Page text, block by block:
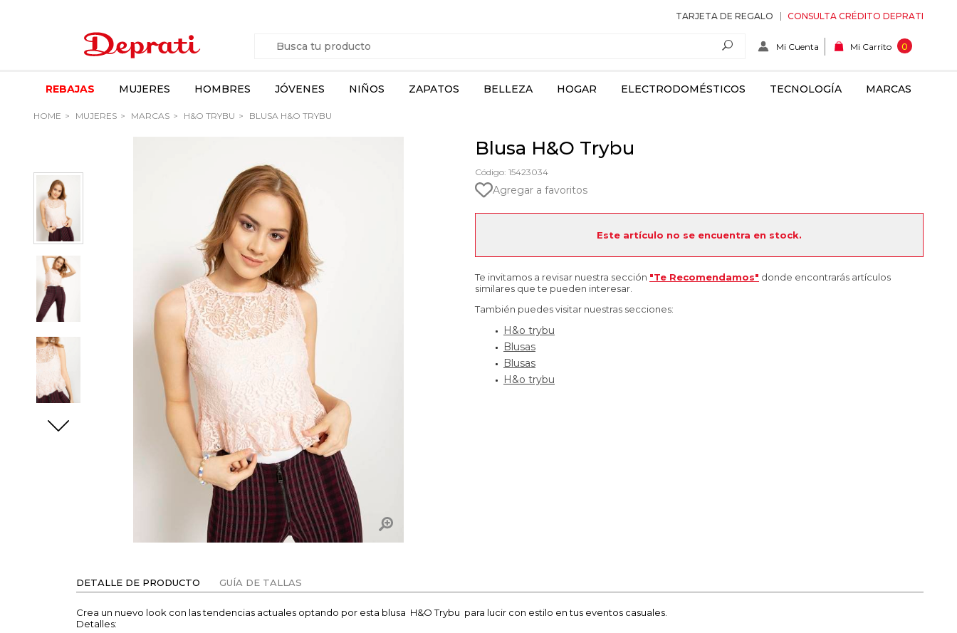
TARJETA DE REGALO CONSULTA CRÉDITO DEPRATI
Mi Cuenta Mi Carrito 0
REBAJAS MUJERES HOMBRES JÓVENES NIÑOS ZAPATOS BELLEZA HOGAR ELECTRODOMÉSTICOS TECNOLOGÍA MARCAS
HOME MUJERES MARCAS H&O TRYBU BLUSA H&O TRYBU
Blusa H&O Trybu
Código: 15423034
Agregar a favoritos
Este artículo no se encuentra en stock.
Te invitamos a revisar nuestra sección "Te Recomendamos" donde encontrarás artículos
similares que te pueden interesar.
También puedes visitar nuestras secciones:
H&o trybu
Blusas
Blusas
H&o trybu
DETALLE DE PRODUCTO GUÍA DE TALLAS
Crea un nuevo look con las tendencias actuales optando por esta blusa H&O Trybu para lucir con estilo en tus eventos casuales.
Detalles: